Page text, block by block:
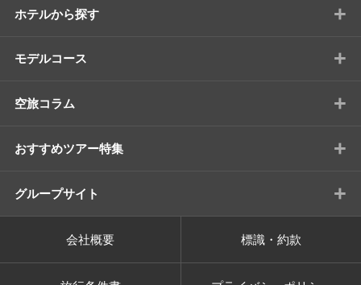
ホテルから探す +
モデルコース +
空旅コラム +
おすすめツアー特集 +
グループサイト +
会社概要 標識・約款